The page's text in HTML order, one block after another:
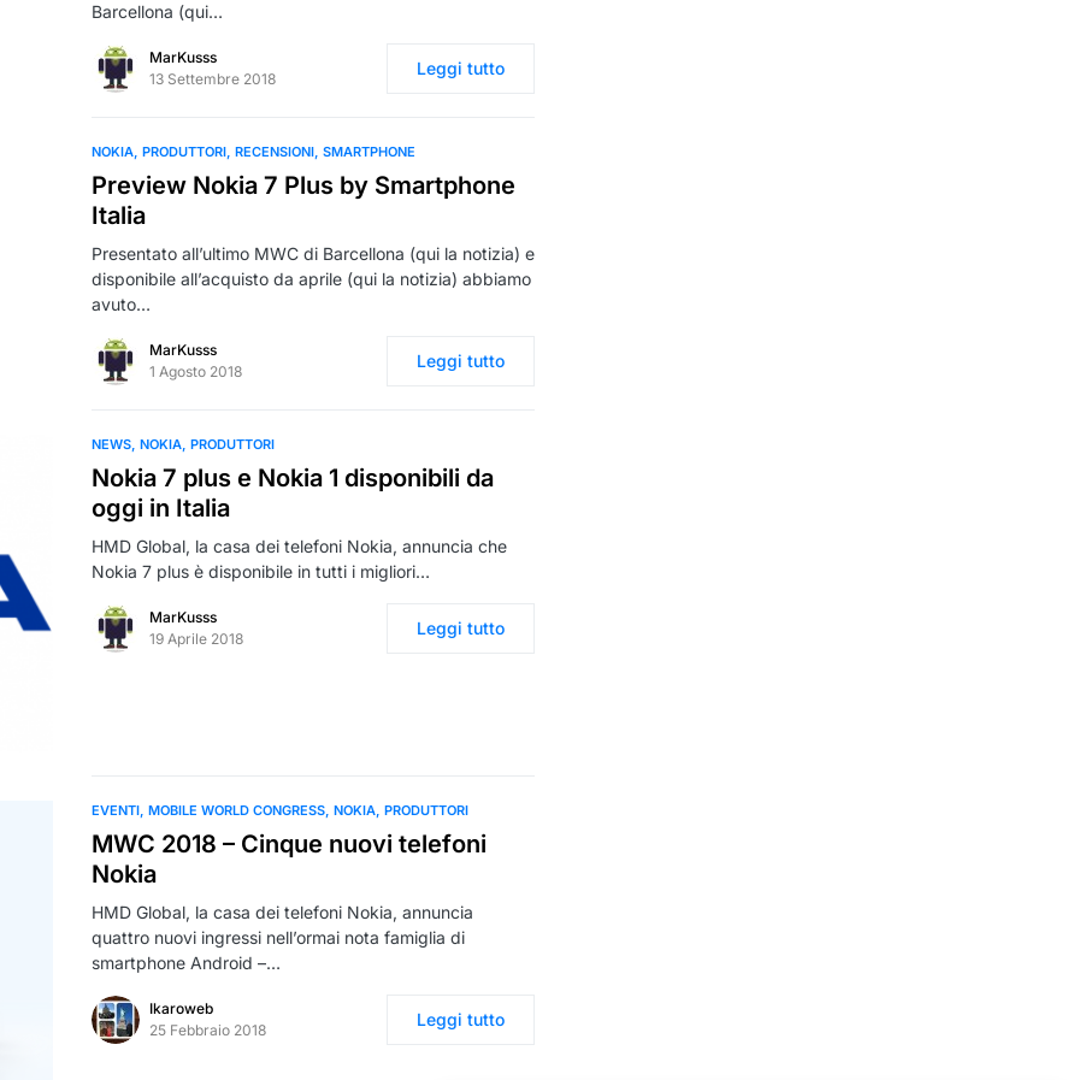
Barcellona (qui…
MarKusss
13 Settembre 2018
Leggi tutto
NOKIA PRODUTTORI RECENSIONI SMARTPHONE
Preview Nokia 7 Plus by Smartphone
Italia
Presentato all’ultimo MWC di Barcellona (qui la notizia) e
disponibile all’acquisto da aprile (qui la notizia) abbiamo
avuto…
MarKusss
1 Agosto 2018
Leggi tutto
NEWS NOKIA PRODUTTORI
Nokia 7 plus e Nokia 1 disponibili da
oggi in Italia
HMD Global, la casa dei telefoni Nokia, annuncia che
Nokia 7 plus è disponibile in tutti i migliori…
MarKusss
19 Aprile 2018
Leggi tutto
EVENTI MOBILE WORLD CONGRESS NOKIA PRODUTTORI
MWC 2018 – Cinque nuovi telefoni
Nokia
HMD Global, la casa dei telefoni Nokia, annuncia
quattro nuovi ingressi nell’ormai nota famiglia di
smartphone Android –…
Ikaroweb
25 Febbraio 2018
Leggi tutto